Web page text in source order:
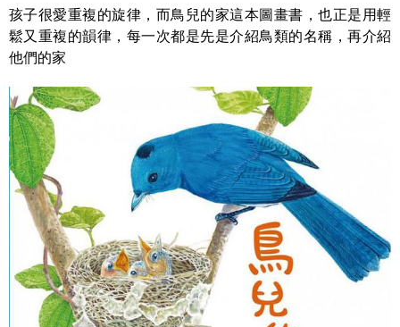
孩子很愛重複的旋律，而鳥兒的家這本圖畫書，也正是用輕
鬆又重複的韻律，每一次都是先是介紹鳥類的名稱，再介紹
他們的家